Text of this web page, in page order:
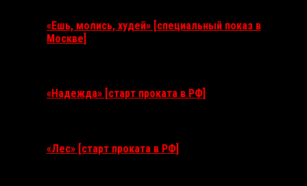
«Ешь, молись, худей» [специальный показ в
Москве]
«Надежда» [старт проката в РФ]
«Лес» [старт проката в РФ]